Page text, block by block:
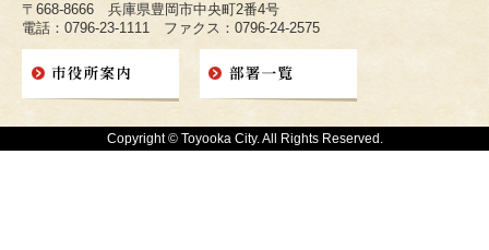
〒668-8666 兵庫県豊岡市中央町2番4号
電話：0796-23-1111 ファクス：0796-24-2575
Copyright © Toyooka City. All Rights Reserved.